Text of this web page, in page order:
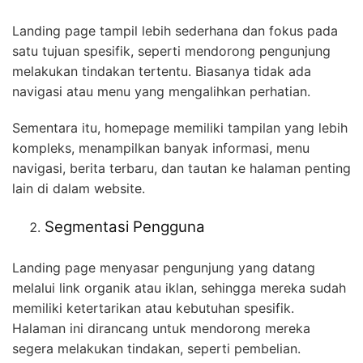
Landing page tampil lebih sederhana dan fokus pada
satu tujuan spesifik, seperti mendorong pengunjung
melakukan tindakan tertentu. Biasanya tidak ada
navigasi atau menu yang mengalihkan perhatian.
Sementara itu, homepage memiliki tampilan yang lebih
kompleks, menampilkan banyak informasi, menu
navigasi, berita terbaru, dan tautan ke halaman penting
lain di dalam website.
Segmentasi Pengguna
Landing page menyasar pengunjung yang datang
melalui link organik atau iklan, sehingga mereka sudah
memiliki ketertarikan atau kebutuhan spesifik.
Halaman ini dirancang untuk mendorong mereka
segera melakukan tindakan, seperti pembelian.